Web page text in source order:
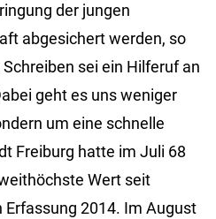
der jungen
abgesichert werden, so
sei ein Hilferuf an
geht es uns weniger
um eine schnelle
Freiburg hatte im Juli 68
Wert seit
2014. Im August